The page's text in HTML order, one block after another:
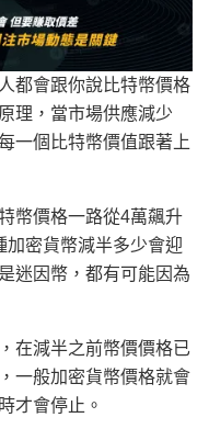
都會跟你說比特幣價格
理，當市場供應減少
一個比特幣價值跟著上
價格一路從4萬飆升
加密貨幣減半多少會迎
迷因幣，都有可能因為
減半之前幣價價格已
一般加密貨幣價格就會
才會停止。